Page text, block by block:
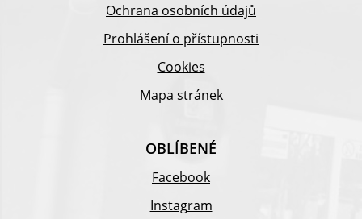
Ochrana osobních údajů
Prohlášení o přístupnosti
Cookies
Mapa stránek
OBLÍBENÉ
Facebook
Instagram